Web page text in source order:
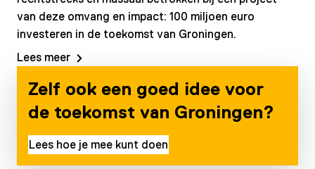
van deze omvang en impact: 100 miljoen euro
investeren in de toekomst van Groningen.
Lees meer
Zelf ook een goed idee voor
de toekomst van Groningen?
Lees hoe je mee kunt doen